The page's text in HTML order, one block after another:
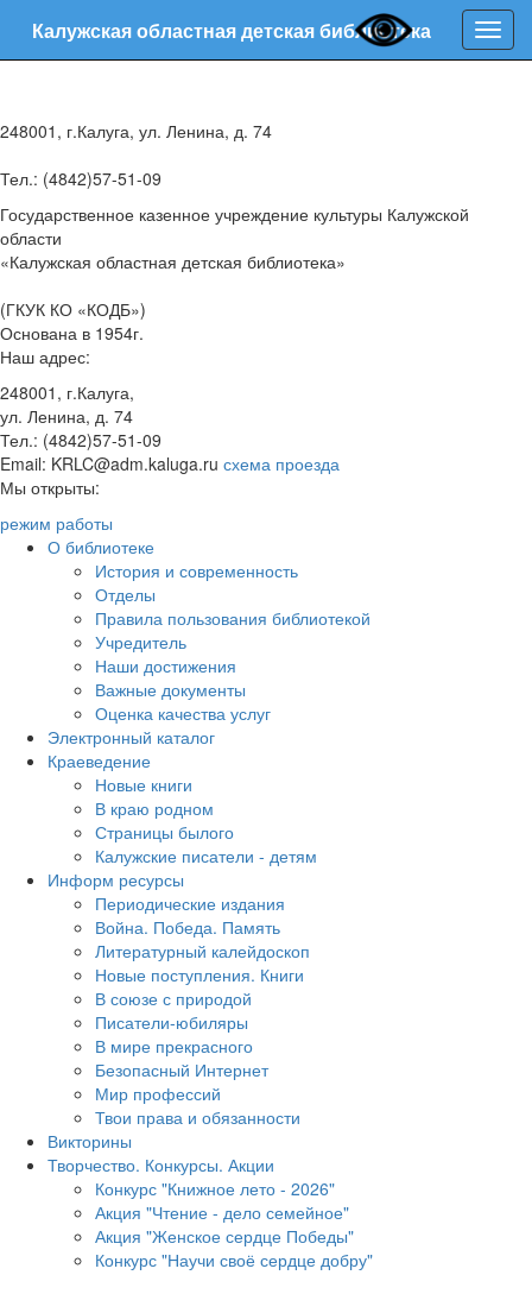
Калужская областная детская библиотека
248001, г.Калуга, ул. Ленина, д. 74
Тел.: (4842)57-51-09
Государственное казенное учреждение культуры Калужской
области
«Калужская областная детская библиотека»
(ГКУК КО «КОДБ»)
Основана в 1954г.
Наш адрес:
248001, г.Калуга,
ул. Ленина, д. 74
Тел.: (4842)57-51-09
Email: KRLC@adm.kaluga.ru схема проезда
Мы открыты:
режим работы
О библиотеке
История и современность
Отделы
Правила пользования библиотекой
Учредитель
Наши достижения
Важные документы
Оценка качества услуг
Электронный каталог
Краеведение
Новые книги
В краю родном
Страницы былого
Калужские писатели - детям
Информ ресурсы
Периодические издания
Война. Победа. Память
Литературный калейдоскоп
Новые поступления. Книги
В союзе с природой
Писатели-юбиляры
В мире прекрасного
Безопасный Интернет
Мир профессий
Твои права и обязанности
Викторины
Творчество. Конкурсы. Акции
Конкурс "Книжное лето - 2026"
Акция "Чтение - дело семейное"
Акция "Женское сердце Победы"
Конкурс "Научи своё сердце добру"